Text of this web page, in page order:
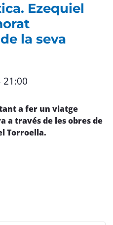
Ezequiel
la seva
21:00
a fer un viatge
a través de les obres de
Torroella.